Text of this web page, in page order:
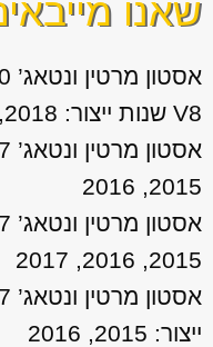
שאנו
V8 שנות ייצור: 2018, 2019, 2020
2015, 2016
2015, 2016, 2017
ייצור: 2015, 2016